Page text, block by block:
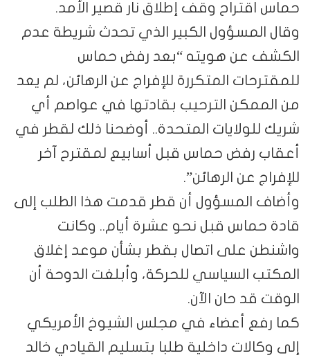
حماس اقتراح وقف إطلاق نار قصير الأمد.
وقال المسؤول الكبير الذي تحدث شريطة عدم
الكشف عن هويته “بعد رفض حماس
للمقترحات المتكررة للإفراج عن الرهائن، لم يعد
من الممكن الترحيب بقادتها في عواصم أي
شريك للولايات المتحدة.. أوضحنا ذلك لقطر في
أعقاب رفض حماس قبل أسابيع لمقترح آخر
للإفراج عن الرهائن”.
وأضاف المسؤول أن قطر قدمت هذا الطلب إلى
قادة حماس قبل نحو عشرة أيام.. وكانت
واشنطن على اتصال بقطر بشأن موعد إغلاق
المكتب السياسي للحركة، وأبلغت الدوحة أن
الوقت قد حان الآن.
كما رفع أعضاء في مجلس الشيوخ الأمريكي
إلى وكالات داخلية طلبا بتسليم القيادي خالد